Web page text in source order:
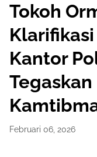
Tokoh
Kantor
Februari 06, 2026